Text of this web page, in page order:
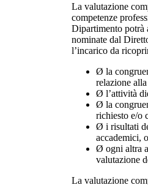
La valutazione
competenze
Dipartimento potrà
nominate dal
l’incarico da
Ø la
relazione
Ø l’attività
Ø la
richiesto e/o
Ø i risultati
accademici,
Ø ogni altra
valutazione
La valutazione